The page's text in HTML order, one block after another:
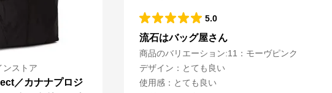
ンストア
／カナナプロジ
5.0
流石はバッグ屋さん
商品のバリエーション:11：モーヴピンク
デザイン ： とても良い
使用感 ： とても良い